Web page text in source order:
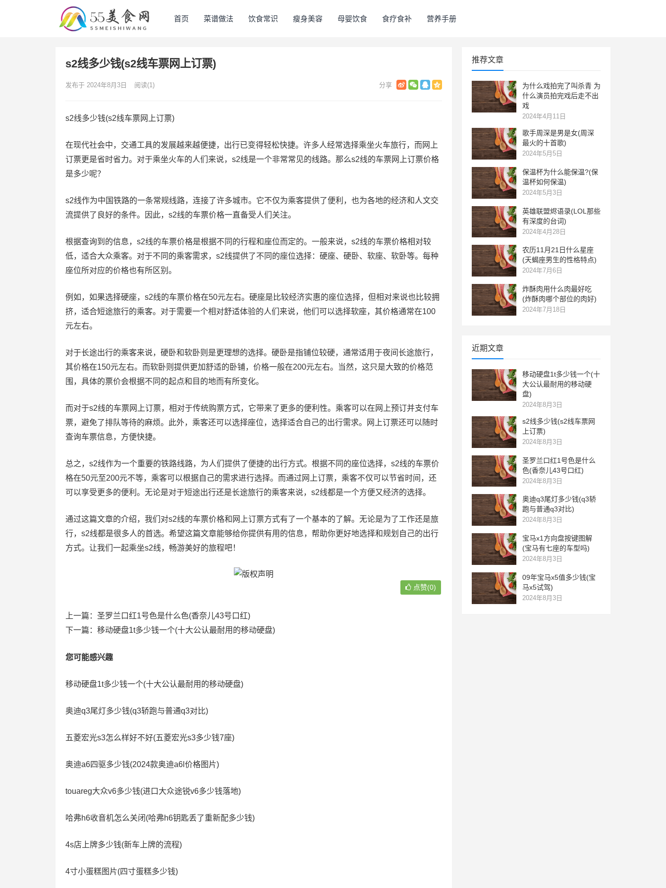
首页 菜谱做法 饮食常识 瘦身美容 母婴饮食 食疗食补 营养手册
s2线多少钱(s2线车票网上订票)
发布于 2024年8月3日 阅读(1)
s2线多少钱(s2线车票网上订票)
在现代社会中，交通工具的发展越来越便捷，出行已变得轻松快捷。许多人经常选择乘坐火车旅行，而网上
订票更是省时省力。对于乘坐火车的人们来说，s2线是一个非常常见的线路。那么s2线的车票网上订票价格
是多少呢？
s2线作为中国铁路的一条常规线路，连接了许多城市。它不仅为乘客提供了便利，也为各地的经济和人文交
流提供了良好的条件。因此，s2线的车票价格一直备受人们关注。
根据查询到的信息，s2线的车票价格是根据不同的行程和座位而定的。一般来说，s2线的车票价格相对较
低，适合大众乘客。对于不同的乘客需求，s2线提供了不同的座位选择：硬座、硬卧、软座、软卧等。每种
座位所对应的价格也有所区别。
例如，如果选择硬座，s2线的车票价格在50元左右。硬座是比较经济实惠的座位选择，但相对来说也比较拥
挤，适合短途旅行的乘客。对于需要一个相对舒适体验的人们来说，他们可以选择软座，其价格通常在100
元左右。
对于长途出行的乘客来说，硬卧和软卧则是更理想的选择。硬卧是指铺位较硬，通常适用于夜间长途旅行，
其价格在150元左右。而软卧则提供更加舒适的卧铺，价格一般在200元左右。当然，这只是大致的价格范
围，具体的票价会根据不同的起点和目的地而有所变化。
而对于s2线的车票网上订票，相对于传统购票方式，它带来了更多的便利性。乘客可以在网上预订并支付车
票，避免了排队等待的麻烦。此外，乘客还可以选择座位，选择适合自己的出行需求。网上订票还可以随时
查询车票信息，方便快捷。
总之，s2线作为一个重要的铁路线路，为人们提供了便捷的出行方式。根据不同的座位选择，s2线的车票价
格在50元至200元不等，乘客可以根据自己的需求进行选择。而通过网上订票，乘客不仅可以节省时间，还
可以享受更多的便利。无论是对于短途出行还是长途旅行的乘客来说，s2线都是一个方便又经济的选择。
通过这篇文章的介绍，我们对s2线的车票价格和网上订票方式有了一个基本的了解。无论是为了工作还是旅
行，s2线都是很多人的首选。希望这篇文章能够给你提供有用的信息，帮助你更好地选择和规划自己的出行
方式。让我们一起乘坐s2线，畅游美好的旅程吧！
点赞(0)
上一篇： 圣罗兰口红1号色是什么色(香奈儿43号口红)
下一篇： 移动硬盘1t多少钱一个(十大公认最耐用的移动硬盘)
您可能感兴趣
移动硬盘1t多少钱一个(十大公认最耐用的移动硬盘)
奥迪q3尾灯多少钱(q3轿跑与普通q3对比)
五菱宏光s3怎么样好不好(五菱宏光s3多少钱7座)
奥迪a6四驱多少钱(2024款奥迪a6l价格图片)
touareg大众v6多少钱(进口大众途锐v6多少钱落地)
哈弗h6收音机怎么关闭(哈弗h6钥匙丢了重新配多少钱)
4s店上牌多少钱(新车上牌的流程)
4寸小蛋糕图片(四寸蛋糕多少钱)
推荐文章
为什么戏拍完了叫杀青 为
什么演员拍完戏后走不出
戏
2024年4月11日
歌手周深是男是女(周深
最火的十首歌)
2024年5月5日
保温杯为什么能保温?(保
温杯如何保温)
2024年5月3日
英雄联盟烬语录(LOL那些
有深度的台词)
2024年4月28日
农历11月21日什么星座
(天蝎座男生的性格特点)
2024年7月6日
炸酥肉用什么肉最好吃
(炸酥肉哪个部位的肉好)
2024年7月18日
近期文章
移动硬盘1t多少钱一个(十
大公认最耐用的移动硬
盘)
2024年8月3日
s2线多少钱(s2线车票网
上订票)
2024年8月3日
圣罗兰口红1号色是什么
色(香奈儿43号口红)
2024年8月3日
奥迪q3尾灯多少钱(q3轿
跑与普通q3对比)
2024年8月3日
宝马x1方向盘按键图解
(宝马有七座的车型吗)
2024年8月3日
09年宝马x5值多少钱(宝
马x5试驾)
2024年8月3日